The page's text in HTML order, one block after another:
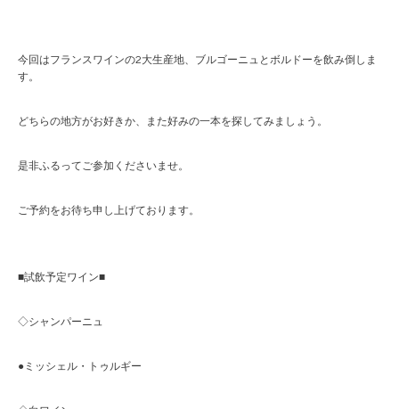
今回はフランスワインの2大生産地、ブルゴーニュとボルドーを飲み倒しま
す。
どちらの地方がお好きか、また好みの一本を探してみましょう。
是非ふるってご参加くださいませ。
ご予約をお待ち申し上げております。
■試飲予定ワイン■
◇シャンパーニュ
●ミッシェル・トゥルギー